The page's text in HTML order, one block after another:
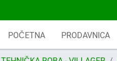
POČETNA PRODAVNICA